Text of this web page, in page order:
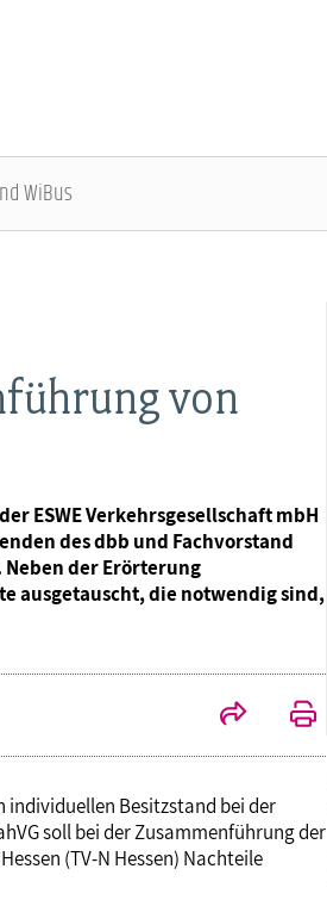
WiBus
von
ESWE Verkehrsgesellschaft mbH
des dbb und Fachvorstand
der Erörterung
ausgetauscht, die notwendig sind,
individuellen Besitzstand bei der
soll bei der Zusammenführung der
(TV-N Hessen) Nachteile